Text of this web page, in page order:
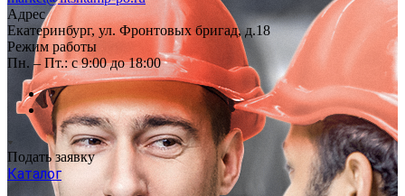
Адрес
Екатеринбург, ул. Фронтовых бригад, д.18
Режим работы
Пн. – Пт.: с 9:00 до 18:00
Подать заявку
Каталог